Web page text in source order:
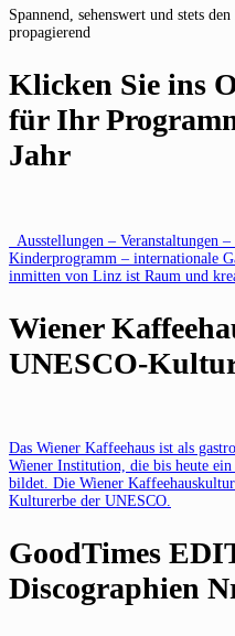
Spannend, sehenswert und stets
propagierend
Klicken Sie ins
für Ihr
Jahr
Ausstellungen – Veranstaltungen
Kinderprogramm – internationale
inmitten von Linz ist Raum und
Wiener
UNESCO-
Das Wiener Kaffeehaus ist als
Wiener Institution, die bis heute
bildet. Die Wiener
Kulturerbe der UNESCO.
GoodTimes
Discographien